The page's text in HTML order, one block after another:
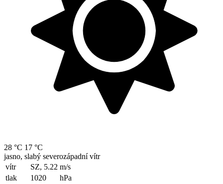
28 °C 17 °C
jasno, slabý severozápadní vítr
vítr
SZ, 5.22 m/s
tlak
1020
hPa